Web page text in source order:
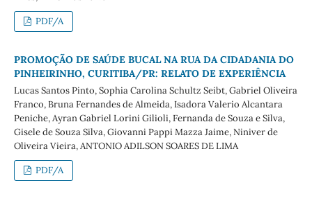
PDF/A
PROMOÇÃO DE SAÚDE BUCAL NA RUA DA CIDADANIA DO
PINHEIRINHO, CURITIBA/PR: RELATO DE EXPERIÊNCIA
Lucas Santos Pinto, Sophia Carolina Schultz Seibt, Gabriel Oliveira
Franco, Bruna Fernandes de Almeida, Isadora Valerio Alcantara
Peniche, Ayran Gabriel Lorini Gilioli, Fernanda de Souza e Silva,
Gisele de Souza Silva, Giovanni Pappi Mazza Jaime, Niniver de
Oliveira Vieira, ANTONIO ADILSON SOARES DE LIMA
PDF/A